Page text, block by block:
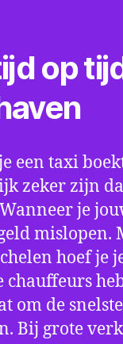
op
een taxi
zeker zijn
je
hoef je
chauffeurs
om de
Bij grote